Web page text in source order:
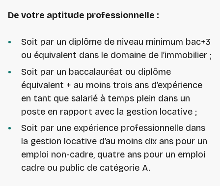
De votre aptitude professionnelle :
Soit par un diplôme de niveau minimum bac+3
ou équivalent dans le domaine de l’immobilier ;
Soit par un baccalauréat ou diplôme
équivalent + au moins trois ans d’expérience
en tant que salarié à temps plein dans un
poste en rapport avec la gestion locative ;
Soit par une expérience professionnelle dans
la gestion locative d’au moins dix ans pour un
emploi non-cadre, quatre ans pour un emploi
cadre ou public de catégorie A.